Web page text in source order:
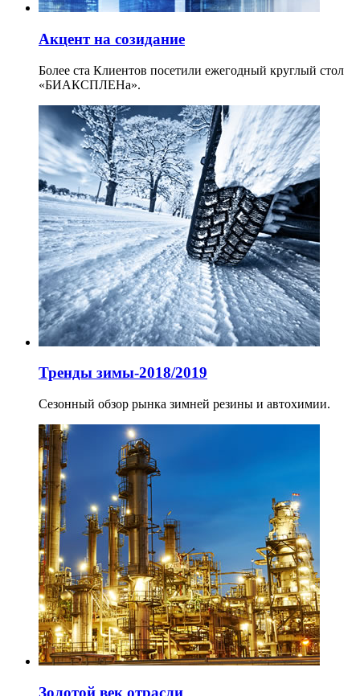
Акцент на созидание
Более ста Клиентов посетили ежегодный круглый стол
«БИАКСПЛЕНа».
Тренды зимы-2018/2019
Сезонный обзор рынка зимней резины и автохимии.
Золотой век отрасли